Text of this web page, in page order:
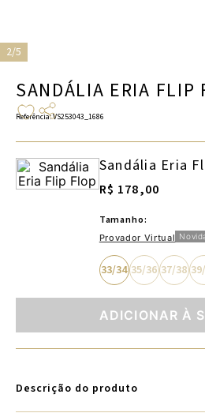
2/5
SANDÁLIA ERIA FLIP
Referência:VS253043_1686
Sandália Eria
R$ 178,00
Tamanho:
Provador Virtual
33/34 35/36 37/38
ADICIONAR À
Descrição do produto